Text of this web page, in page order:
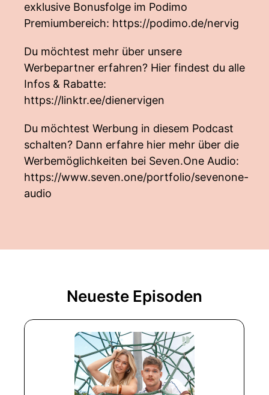
exklusive Bonusfolge im Podimo
Premiumbereich: https://podimo.de/nervig
Du möchtest mehr über unsere
Werbepartner erfahren? Hier findest du alle
Infos & Rabatte:
https://linktr.ee/dienervigen
Du möchtest Werbung in diesem Podcast
schalten? Dann erfahre hier mehr über die
Werbemöglichkeiten bei Seven.One Audio:
https://www.seven.one/portfolio/sevenone-
audio
Neueste Episoden